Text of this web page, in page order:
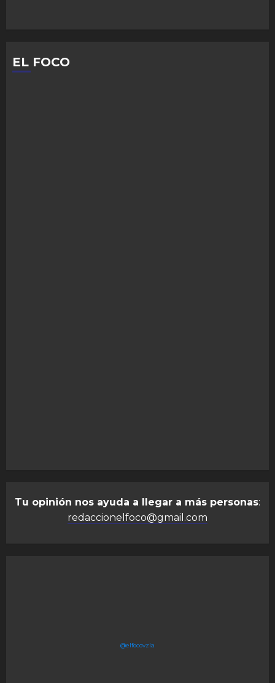
EL FOCO
Tu opinión nos ayuda a llegar a más personas:
redaccionelfoco@gmail.com
@elfocovzla